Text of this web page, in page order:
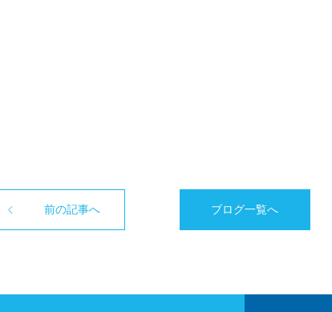
前の記事へ ブログ一覧へ